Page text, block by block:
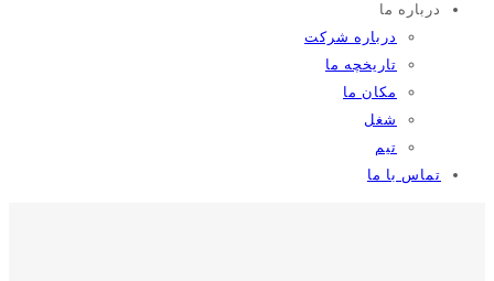
درباره ما
درباره شرکت
تاریخچه ما
مکان ما
شغل
تیم
تماس با ما